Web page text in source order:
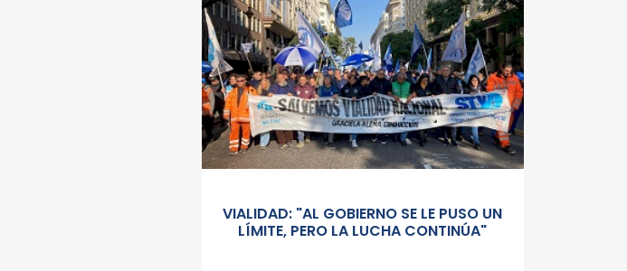
VIALIDAD: "AL GOBIERNO SE LE PUSO UN
LÍMITE, PERO LA LUCHA CONTINÚA"